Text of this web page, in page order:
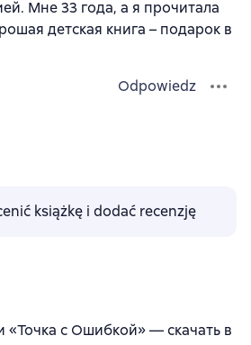
Мне 33 года, а я прочитала
детская книга – подарок в
Odpowiedz
książkę i dodać recenzję
«Точка с Ошибкой» — скачать в